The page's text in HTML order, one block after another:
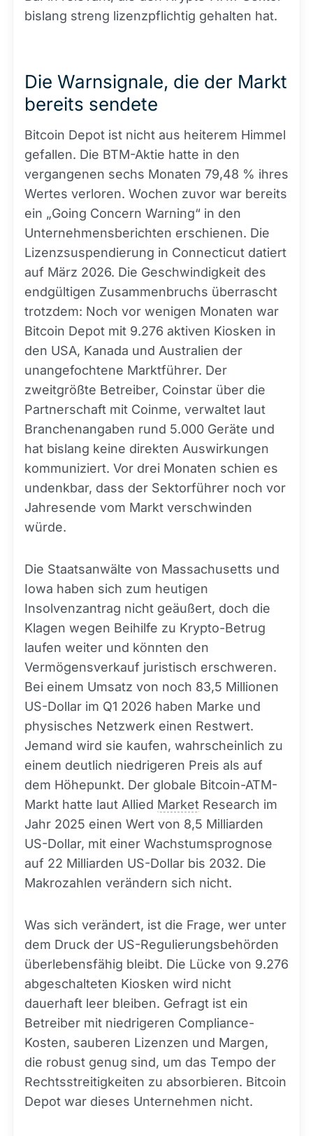
bislang streng lizenzpflichtig gehalten hat.
Die Warnsignale, die der Markt
bereits sendete
Bitcoin Depot ist nicht aus heiterem Himmel
gefallen. Die BTM-Aktie hatte in den
vergangenen sechs Monaten 79,48 % ihres
Wertes verloren. Wochen zuvor war bereits
ein „Going Concern Warning“ in den
Unternehmensberichten erschienen. Die
Lizenzsuspendierung in Connecticut datiert
auf März 2026. Die Geschwindigkeit des
endgültigen Zusammenbruchs überrascht
trotzdem: Noch vor wenigen Monaten war
Bitcoin Depot mit 9.276 aktiven Kiosken in
den USA, Kanada und Australien der
unangefochtene Marktführer. Der
zweitgrößte Betreiber, Coinstar über die
Partnerschaft mit Coinme, verwaltet laut
Branchenangaben rund 5.000 Geräte und
hat bislang keine direkten Auswirkungen
kommuniziert. Vor drei Monaten schien es
undenkbar, dass der Sektorführer noch vor
Jahresende vom Markt verschwinden
würde.
Die Staatsanwälte von Massachusetts und
Iowa haben sich zum heutigen
Insolvenzantrag nicht geäußert, doch die
Klagen wegen Beihilfe zu Krypto-Betrug
laufen weiter und könnten den
Vermögensverkauf juristisch erschweren.
Bei einem Umsatz von noch 83,5 Millionen
US-Dollar im Q1 2026 haben Marke und
physisches Netzwerk einen Restwert.
Jemand wird sie kaufen, wahrscheinlich zu
einem deutlich niedrigeren Preis als auf
dem Höhepunkt. Der globale Bitcoin-ATM-
Markt hatte laut Allied Market Research im
Jahr 2025 einen Wert von 8,5 Milliarden
US-Dollar, mit einer Wachstumsprognose
auf 22 Milliarden US-Dollar bis 2032. Die
Makrozahlen verändern sich nicht.
Was sich verändert, ist die Frage, wer unter
dem Druck der US-Regulierungsbehörden
überlebensfähig bleibt. Die Lücke von 9.276
abgeschalteten Kiosken wird nicht
dauerhaft leer bleiben. Gefragt ist ein
Betreiber mit niedrigeren Compliance-
Kosten, sauberen Lizenzen und Margen,
die robust genug sind, um das Tempo der
Rechtsstreitigkeiten zu absorbieren. Bitcoin
Depot war dieses Unternehmen nicht.